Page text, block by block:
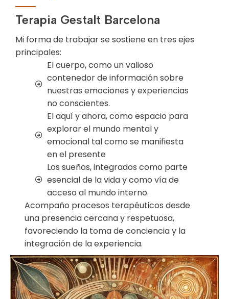
Terapia Gestalt Barcelona
Mi forma de trabajar se sostiene en tres ejes
principales:
El cuerpo, como un valioso
contenedor de información sobre
nuestras emociones y experiencias
no conscientes.
El aquí y ahora, como espacio para
explorar el mundo mental y
emocional tal como se manifiesta
en el presente
Los sueños, integrados como parte
esencial de la vida y como vía de
acceso al mundo interno.
Acompaño procesos terapéuticos desde
una presencia cercana y respetuosa,
favoreciendo la toma de conciencia y la
integración de la experiencia.